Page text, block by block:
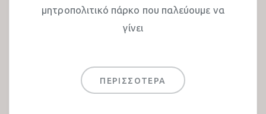
μητροπολιτικό πάρκο που παλεύουμε να
γίνει
ΠΕΡΙΣΣΟΤΕΡΑ